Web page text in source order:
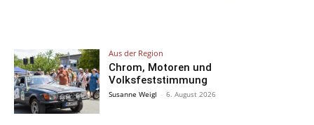
Aus der Region
Chrom, Motoren und
Volksfeststimmung
Susanne Weigl - 6. August 2026